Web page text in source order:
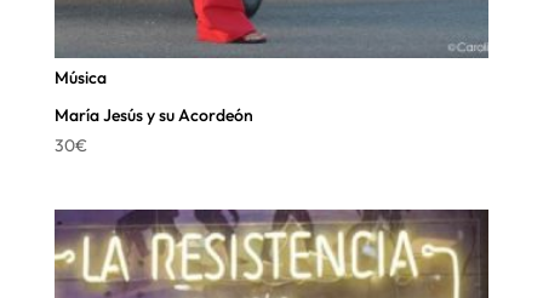
Música
María Jesús y su Acordeón
30€